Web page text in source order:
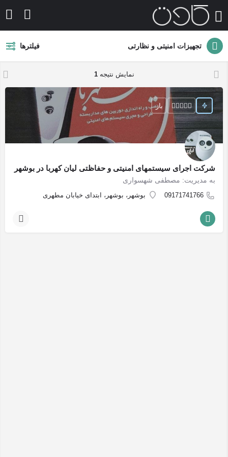
تجهیزات امنیتی و نظارتی فیلترها
نمایش نتیجه1
شرکت اجرای سیستمهای امنیتی و حفاظتی لیان کهربا در بوشهر
به مدیریت: مصطفی شهسواری
09171741766 بوشهر، بوشهر، ابتدای خیابان مطهری
باز